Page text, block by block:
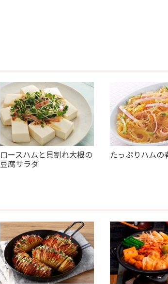
ロースハムと貝割れ大根の
豆腐サラダ
たっぷりハムの